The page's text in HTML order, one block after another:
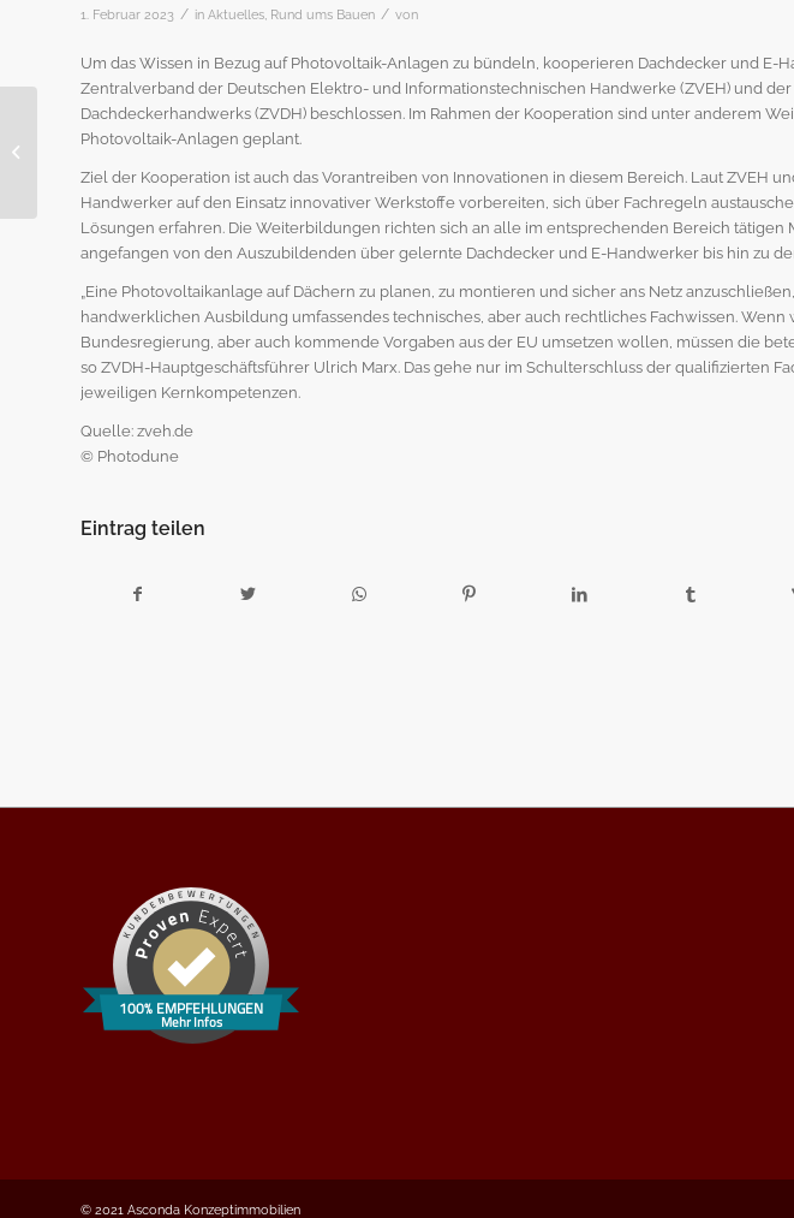
1. Februar 2023 / in Aktuelles Rund ums Bauen / von
Um das Wissen in Bezug auf Photovoltaik-Anlagen zu bündeln, kooperieren Dachdecker und E-
Zentralverband der Deutschen Elektro- und Informationstechnischen Handwerke (ZVEH) und
Dachdeckerhandwerks (ZVDH) beschlossen. Im Rahmen der Kooperation sind unter anderem
Photovoltaik-Anlagen geplant.
Ziel der Kooperation ist auch das Vorantreiben von Innovationen in diesem Bereich. Laut ZVEH
Handwerker auf den Einsatz innovativer Werkstoffe vorbereiten, sich über Fachregeln
Lösungen erfahren. Die Weiterbildungen richten sich an alle im entsprechenden Bereich tätigen
angefangen von den Auszubildenden über gelernte Dachdecker und E-Handwerker bis hin zu
„Eine Photovoltaikanlage auf Dächern zu planen, zu montieren und sicher ans Netz
handwerklichen Ausbildung umfassendes technisches, aber auch rechtliches Fachwissen.
Bundesregierung, aber auch kommende Vorgaben aus der EU umsetzen wollen, müssen die
so ZVDH-Hauptgeschäftsführer Ulrich Marx. Das gehe nur im Schulterschluss der qualifizierten
jeweiligen Kernkompetenzen.
Quelle: zveh.de
© Photodune
Eintrag teilen
100% EMPFEHLUNGEN
Mehr Infos
© 2021 Asconda Konzeptimmobilien
Milieuschutz